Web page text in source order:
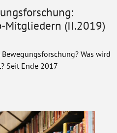
Mitgliedern (II.2019)
Was wird
Seit Ende 2017